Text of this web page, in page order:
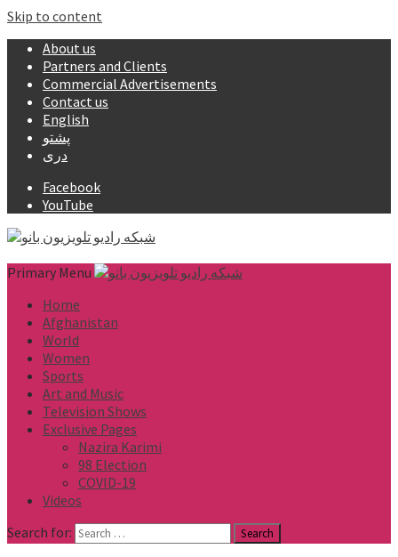
Skip to content
About us
Partners and Clients
Commercial Advertisements
Contact us
English
پشتو
دری
Facebook
YouTube
Primary Menu
Home
Afghanistan
World
Women
Sports
Art and Music
Television Shows
Exclusive Pages
Nazira Karimi
98 Election
COVID-19
Videos
Search for: